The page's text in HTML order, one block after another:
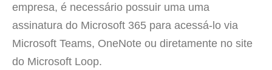
empresa, é necessário possuir uma uma
assinatura do Microsoft 365 para acessá-lo via
Microsoft Teams, OneNote ou diretamente no site
do Microsoft Loop.